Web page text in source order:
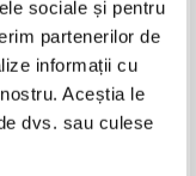
sociale și pentru
partenerilor de
informații cu
Aceștia le
dvs. sau culese
de negura
10,00Lei 7,50 Lei
în coș